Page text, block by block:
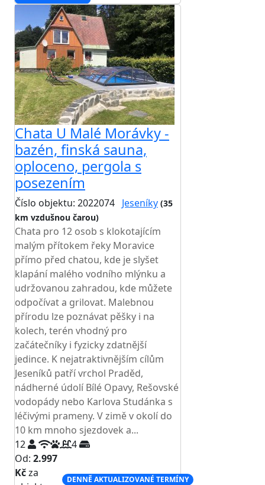
Chata U Malé Morávky -
bazén, finská sauna,
oploceno, pergola s
posezením
Číslo objektu: 2022074 Jeseníky (35
km vzdušnou čarou)
Chata pro 12 osob s klokotajícím
malým přítokem řeky Moravice
přímo před chatou, kde je slyšet
klapání malého vodního mlýnku a
udržovanou zahradou, kde můžete
odpočívat a grilovat. Malebnou
přírodu lze poznávat pěšky i na
kolech, terén vhodný pro
začátečníky i fyzicky zdatnější
jedince. K nejatraktivnějším cílům
Jeseníků patří vrchol Praděd,
nádherné údolí Bílé Opavy, Rešovské
vodopády nebo Karlova Studánka s
léčivými prameny. V zimě v okolí do
10 km mnoho sjezdovek a...
12
4
Od: 2.997
Kčza
DENNĚ AKTUALIZOVANÉ TERMÍNY